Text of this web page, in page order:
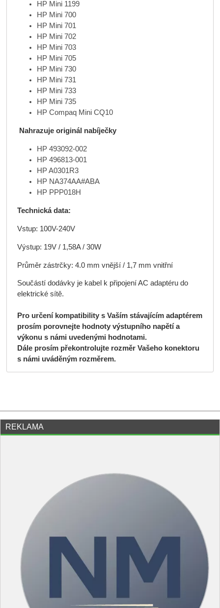
HP Mini 1199
HP Mini 700
HP Mini 701
HP Mini 702
HP Mini 703
HP Mini 705
HP Mini 730
HP Mini 731
HP Mini 733
HP Mini 735
HP Compaq Mini CQ10
Nahrazuje originál nabíječky
HP 493092-002
HP 496813-001
HP A0301R3
HP NA374AA#ABA
HP PPP018H
Technická data:
Vstup: 100V-240V
Výstup: 19V / 1,58A / 30W
Průměr zástrčky: 4.0 mm vnější / 1,7 mm vnitřní
Součástí dodávky je kabel k připojení AC adaptéru do
elektrické sítě.
Pro určení kompatibility s Vaším stávajícím adaptérem
prosím porovnejte hodnoty výstupního napětí a
výkonu s námi uvedenými hodnotami.
Dále prosím překontrolujte rozměr Vašeho konektoru
s námi uváděným rozměrem.
REKLAMA